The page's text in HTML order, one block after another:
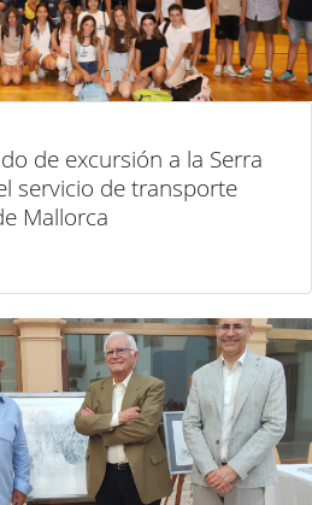
de excursión a la Serra
servicio de transporte
Mallorca